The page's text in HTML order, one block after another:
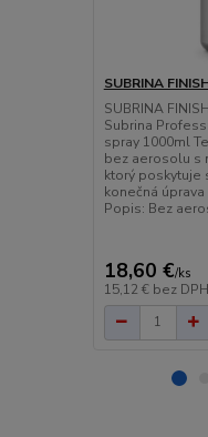
SUBRINA
SUBRINA
Subrina
spray 1000ml
bez aerosolu s
ktorý poskytuje
konečná
Popis: Bez
18,60 €/ks
15,12 € bez DPH